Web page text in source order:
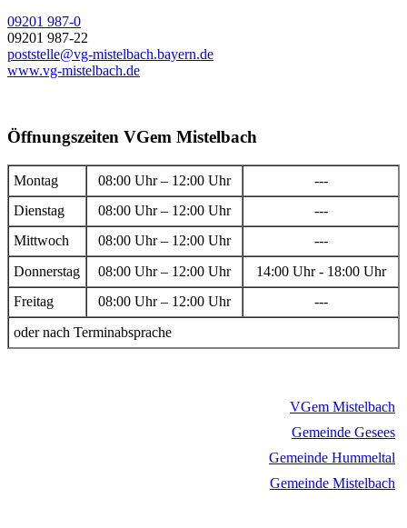
09201 987-0
09201 987-22
poststelle@vg-mistelbach.bayern.de
www.vg-mistelbach.de
Öffnungszeiten VGem Mistelbach
Montag 08:00 Uhr – 12:00 Uhr
---
Dienstag
08:00 Uhr – 12:00 Uhr
---
Mittwoch
08:00 Uhr – 12:00 Uhr
---
Donnerstag
08:00 Uhr – 12:00 Uhr
14:00 Uhr - 18:00 Uhr
Freitag
08:00 Uhr – 12:00 Uhr
---
oder nach Terminabsprache
VGem Mistelbach
Gemeinde Gesees
Gemeinde Hummeltal
Gemeinde Mistelbach